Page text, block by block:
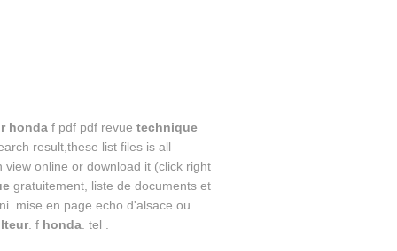
hondaf pdf pdf revue technique
result,these list files is all
view online or download it (click right
gratuitement, liste de documents et
mise en page echo d'alsace ou
. f honda. tel .